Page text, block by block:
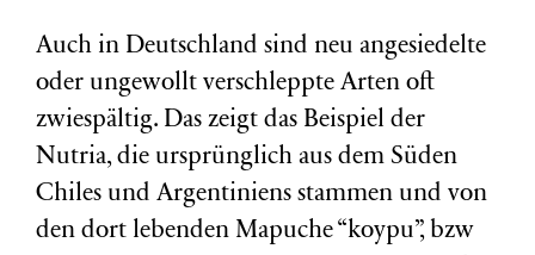
Auch in Deutschland sind neu angesiedelte
oder ungewollt verschleppte Arten oft
zwiespältig. Das zeigt das Beispiel der
Nutria, die ursprünglich aus dem Süden
Chiles und Argentiniens stammen und von
den dort lebenden Mapuche “koypu”, bzw